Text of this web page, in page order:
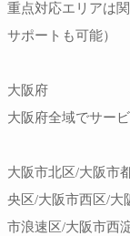
重点対応エリアは
サポートも可能）
大阪府
大阪府全域でサー
大阪市北区/大阪市
央区/大阪市西区/大
市浪速区/大阪市西